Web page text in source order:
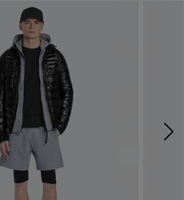
サダー
ングコレクション
セラー
ー 26 コレクション
ー 26 コレクションLOOK
定モデル
グース
ドインジャパンTシャツ
ーウェア
セラー
ー 26 コレクション
ー 26 コレクションLOOK
定モデル
グース
ドインジャパンTシャツ
ーウェア
ー（0‐24ヵ月)
ズ（2‐7歳)
（6＋歳)
ション
GOOSE Generationsは、アウター
アの下取り・再販を通じて、長く愛される製
価値を受け継いでいきます。
カイブの希少なピースもご覧いただけます。
詳しく見る
下取り申請